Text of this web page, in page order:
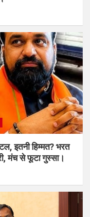
इतनी हिम्मत? भरत
मंच से फूटा गुस्सा।